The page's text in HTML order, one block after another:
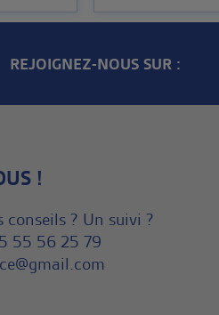
REJOIGNEZ-NOUS SUR :
!
conseils ? Un suivi ?
55 56 25 79